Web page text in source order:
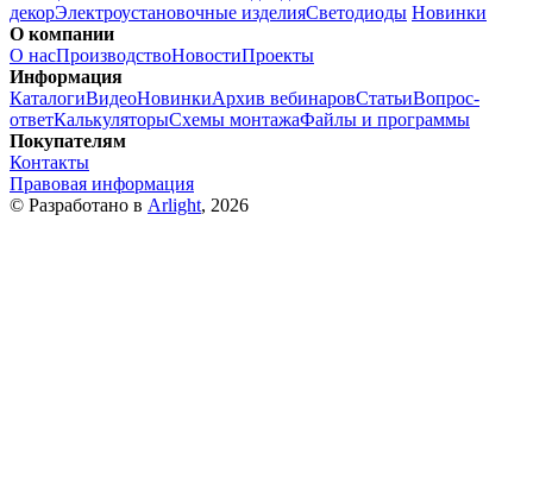
декорЭлектроустановочные изделияСветодиоды Новинки
О компании
О насПроизводствоНовостиПроекты
Информация
КаталогиВидеоНовинкиАрхив вебинаровСтатьиВопрос-
ответКалькуляторыСхемы монтажаФайлы и программы
Покупателям
Контакты
Правовая информация
© Разработано в Arlight, 2026